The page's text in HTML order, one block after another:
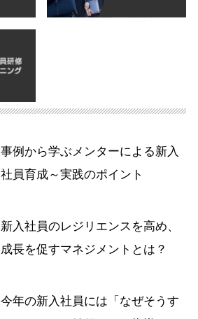
事例から学ぶメンターによる新入
社員育成～実践のポイント
新入社員のレジリエンスを高め、
成長を促すマネジメントとは？
今年の新入社員には「なぜそうす